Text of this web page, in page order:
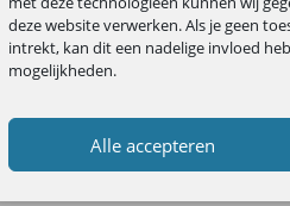
deze website verwerken. Als je geen
intrekt, kan dit een nadelige invloed
mogelijkheden.
Alle accepteren